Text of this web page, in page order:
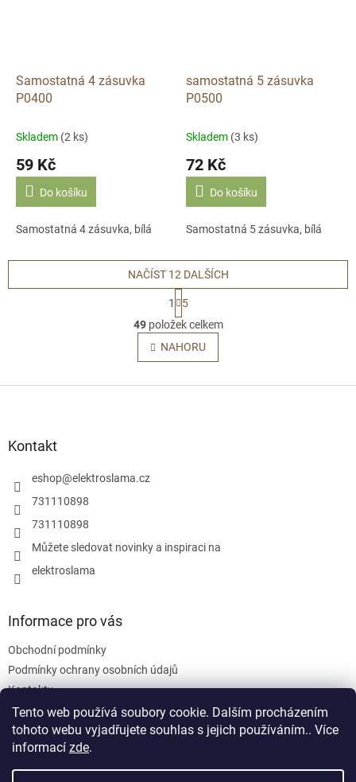
Tento web používá soubory cookie. Dalším procházením
tohoto webu vyjadřujete souhlas s jejich používáním.. Více
informací zde.
Samostatná 4 zásuvka
P0400
Skladem (2 ks)
59 Kč
Do košíku
Samostatná 4 zásuvka, bílá
samostatná 5 zásuvka
P0500
Skladem (3 ks)
72 Kč
Do košíku
Samostatná 5 zásuvka, bílá
O
v
l
á
p
NAČÍST 12 DALŠÍCH
t
r
á
n
k
v
1
5
49položek celkem
NAHORU
Kontakt
eshop@elektroslama.cz
731110898
731110898
Můžete sledovat novinky a inspiraci na
elektroslama
Informace pro vás
Obchodní podmínky
Podmínky ochrany osobních údajů
Kontakty